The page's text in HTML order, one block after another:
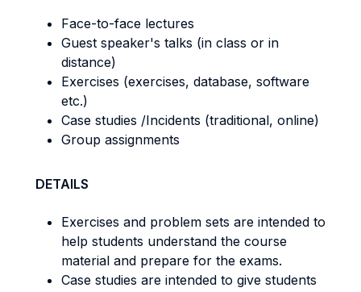
Face-to-face lectures
Guest speaker's talks (in class or in
distance)
Exercises (exercises, database, software
etc.)
Case studies /Incidents (traditional, online)
Group assignments
DETAILS
Exercises and problem sets are intended to
help students understand the course
material and prepare for the exams.
Case studies are intended to give students